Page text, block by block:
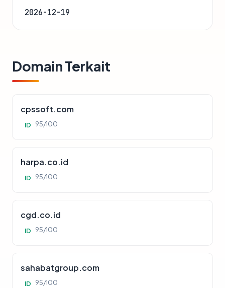
2026-12-19
Domain Terkait
cpssoft.com
ID 95/100
harpa.co.id
ID 95/100
cgd.co.id
ID 95/100
sahabatgroup.com
ID 95/100